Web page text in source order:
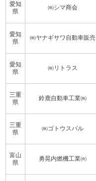
愛知
県
㈱シマ商会
愛知
県
㈱ヤナギサワ自動車販売
愛知
県
㈱リトラス
三重
県
鈴鹿自動車工業㈱
三重
県
㈱ゴトウスバル
富山
県
勇晃内燃機工業㈲